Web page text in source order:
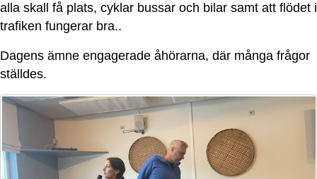
alla skall få plats, cyklar bussar och bilar samt att flödet i
trafiken fungerar bra..
Dagens ämne engagerade åhörarna, där många frågor
ställdes.